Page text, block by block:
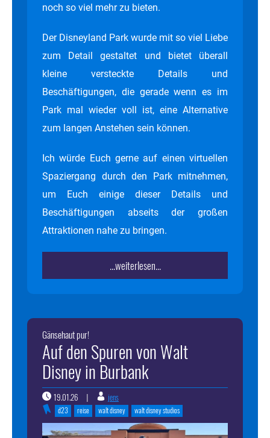
noch so viel mehr zu bieten.
Der Disneyland Park wurde mit so viel Liebe
zum Detail gestaltet und bietet überall
kleine versteckte Details und
Beschäftigungen, die gerade wenn es im
Park mal wieder voll ist, eine Alternative
zum langen Anstehen sein können.
Ich würde Euch gerne auf einen virtuellen
Spaziergang durch den Park mitnehmen,
um Euch einige dieser Details und
Beschäftigungen abseits der großen
Attraktionen nahe zu bringen.
...weiterlesen...
Gänsehaut pur!
Auf den Spuren von Walt
Disney in Burbank
19.01.26 jens
d23 reise walt disney walt disney studios